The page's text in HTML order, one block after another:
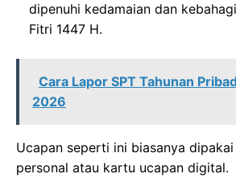
dipenuhi kedamaian dan
Fitri 1447 H.
Cara Lapor SPT Tahunan
2026
Ucapan seperti ini biasanya
personal atau kartu ucapan digital.